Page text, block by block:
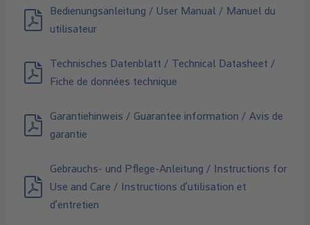
Bedienungsanleitung / User Manual / Manuel du
utilisateur
Technisches Datenblatt / Technical Datasheet /
Fiche de données technique
Garantiehinweis / Guarantee information / Avis de
garantie
Gebrauchs- und Pflege-Anleitung / Instructions for
Use and Care / Instructions d’utilisation et
d’entretien